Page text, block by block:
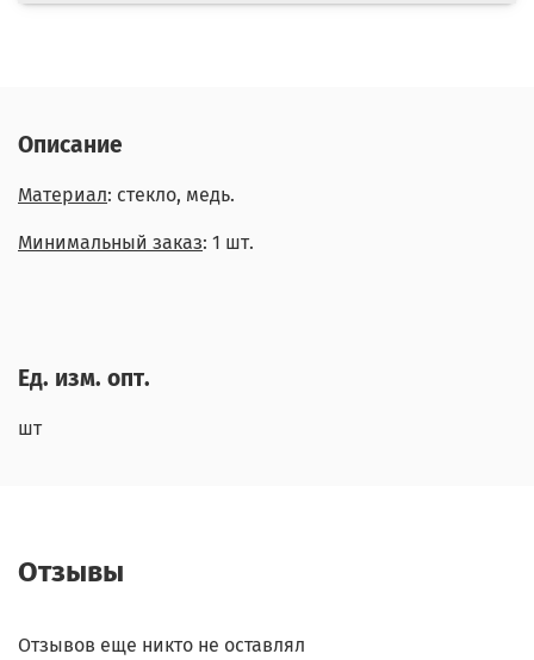
Описание
Материал: стекло, медь.
Минимальный заказ: 1 шт.
Ед. изм. опт.
шт
Отзывы
Отзывов еще никто не оставлял